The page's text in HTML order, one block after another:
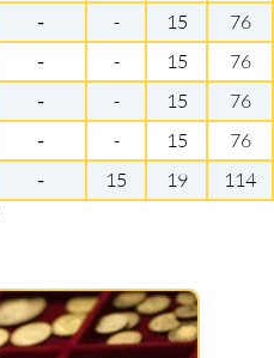
- - 15
76
- - 15
76
- - 15
76
- - 15
76
- 15 19
114